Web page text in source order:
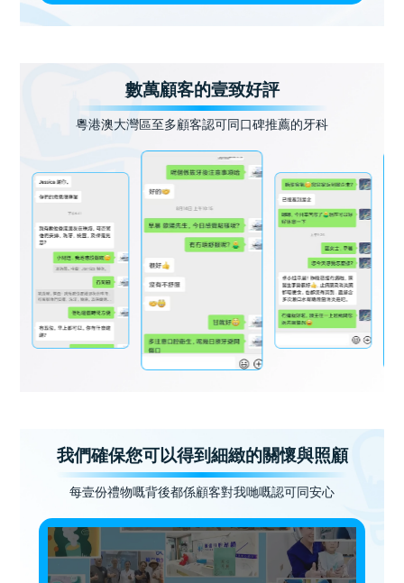
數萬顧客的壹致好評
粵港澳大灣區至多顧客認可同口碑推薦的牙科
我們確保您可以得到細緻的關懷與照顧
每壹份禮物嘅背後都係顧客對我哋嘅認可同安心